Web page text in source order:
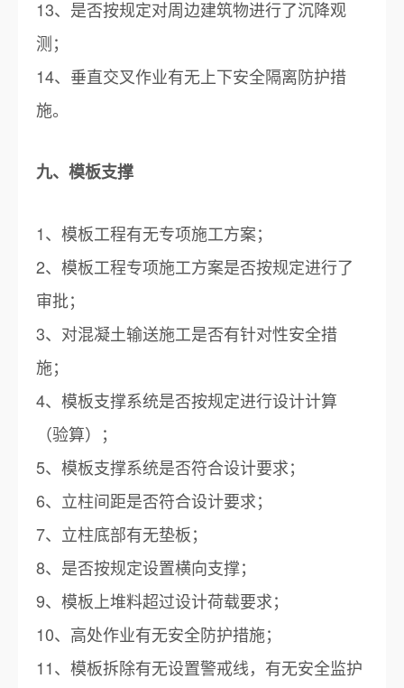
13、是否按规定对周边建筑物进行了沉降观
测；
14、垂直交叉作业有无上下安全隔离防护措
施。
九、模板支撑
1、模板工程有无专项施工方案；
2、模板工程专项施工方案是否按规定进行了
审批；
3、对混凝土输送施工是否有针对性安全措
施；
4、模板支撑系统是否按规定进行设计计算
（验算）；
5、模板支撑系统是否符合设计要求；
6、立柱间距是否符合设计要求；
7、立柱底部有无垫板；
8、是否按规定设置横向支撑；
9、模板上堆料超过设计荷载要求；
10、高处作业有无安全防护措施；
11、模板拆除有无设置警戒线，有无安全监护